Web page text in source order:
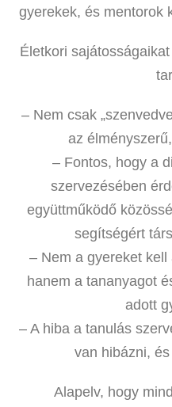
gyerekek, és mentorok
Életkori
– Nem csak
az
– Fontos, hogy a
szervezésében
együttműködő
segítségért
– Nem a gyereket
hanem a tananyagot
adott
– A hiba a tanulás
van hibázni,
Alapelv, hogy